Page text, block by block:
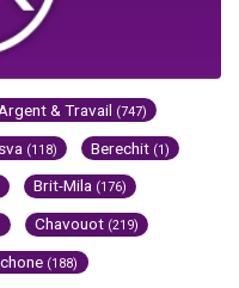
Argent & Travail (747)
(118) Berechit (1)
Brit-Mila (176)
Chavouot (219)
(188)